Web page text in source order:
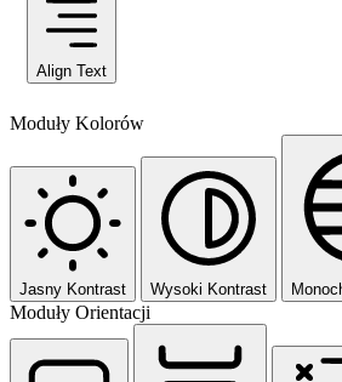
Align Text
Moduły Kolorów
Jasny Kontrast Wysoki Kontrast
Moduły Orientacji